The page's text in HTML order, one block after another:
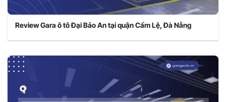
Review Gara ô tô Đại Bảo An tại quận Cẩm Lệ, Đà Nẵng